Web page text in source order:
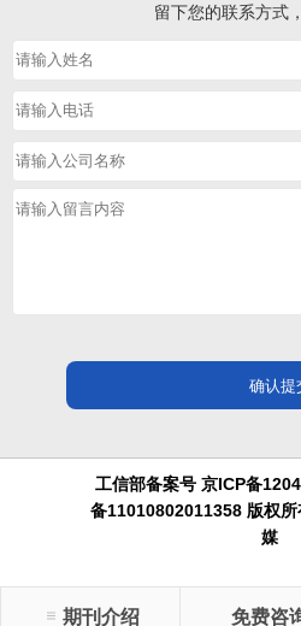
留下您的联系方式
期刊介绍 免费咨
工信部备案号 京ICP备
备11010802011358 版权
媒